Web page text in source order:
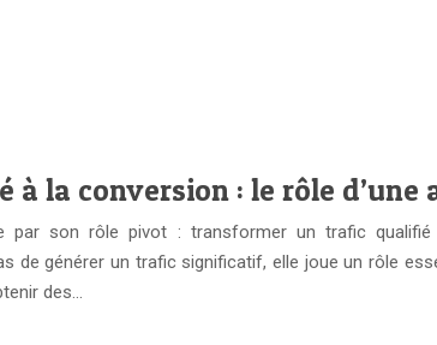
la conversion : le rôle d’une
par son rôle pivot : transformer un trafic qualifié
de générer un trafic significatif, elle joue un rôle
des…